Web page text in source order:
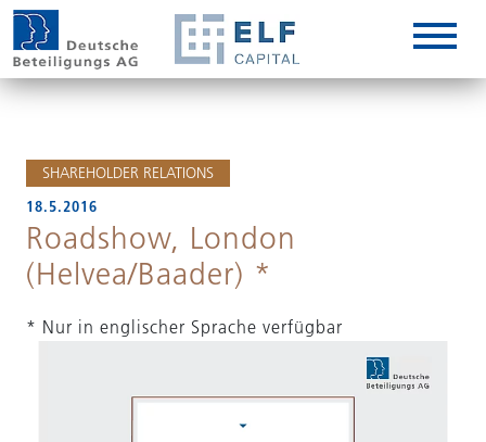
SHAREHOLDER RELATIONS
18.5.2016
Roadshow, London
(Helvea/Baader) *
* Nur in englischer Sprache verfügbar